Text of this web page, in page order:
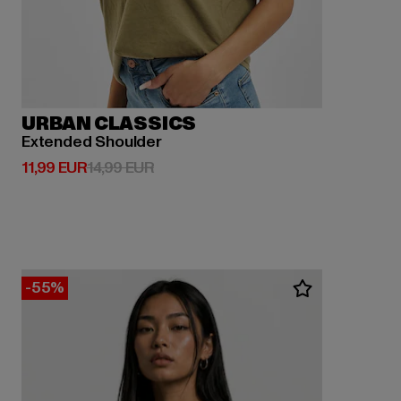
URBAN CLASSICS
Extended Shoulder
11,99 EUR
Derzeitiger Preis: 11,99 EUR
14,99 EURAktionspreis: 14,99 EUR
-55%